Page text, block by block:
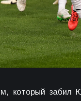
который забил